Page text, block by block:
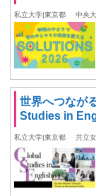
私立大学|東京都 中央
世界へつなが
Studies in
私立大学|東京都 共立